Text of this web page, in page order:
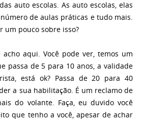
auto escolas. As auto escolas, elas
de aulas práticas e tudo mais.
um pouco sobre isso?
aqui. Você pode ver, temos um
passa de 5 para 10 anos, a validade
está ok? Passa de 20 para 40
a sua habilitação. É um reclamo de
do volante. Faça, eu duvido você
que tenho a você, apesar de achar